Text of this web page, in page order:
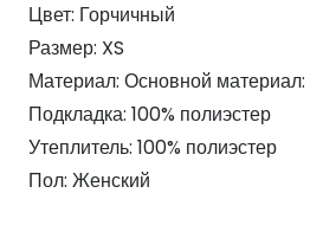
Цвет: Горчичный
Размер: XS
Материал: Основной материал:
Подкладка: 100% полиэстер
Утеплитель: 100% полиэстер
Пол: Женский